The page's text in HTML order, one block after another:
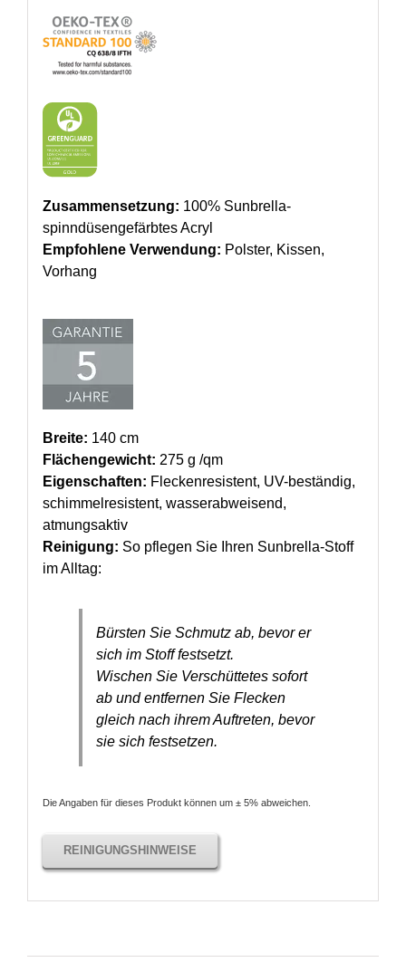
Zusammensetzung: 100% Sunbrella-
spinndüsengefärbtes Acryl
Empfohlene Verwendung: Polster, Kissen,
Vorhang
Breite: 140 cm
Flächengewicht: 275 g /qm
Eigenschaften: Fleckenresistent, UV-beständig,
schimmelresistent, wasserabweisend,
atmungsaktiv
Reinigung: So pflegen Sie Ihren Sunbrella-Stoff
im Alltag:
Bürsten Sie Schmutz ab, bevor er
sich im Stoff festsetzt.
Wischen Sie Verschüttetes sofort
ab und entfernen Sie Flecken
gleich nach ihrem Auftreten, bevor
sie sich festsetzen.
Die Angaben für dieses Produkt können um ± 5% abweichen.
REINIGUNGSHINWEISE